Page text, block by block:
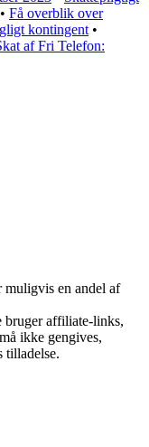
• Få overblik over
kontingent •
af Fri Telefon:
en andel af
bruger affiliate-links,
ikke gengives,
tilladelse.